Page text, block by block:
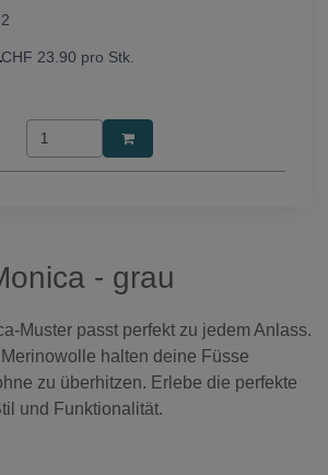
2
CHF 23.90 pro Stk.
- grau
Muster passt perfekt zu jedem Anlass.
halten deine Füsse
zu überhitzen. Erlebe die perfekte
und Funktionalität.